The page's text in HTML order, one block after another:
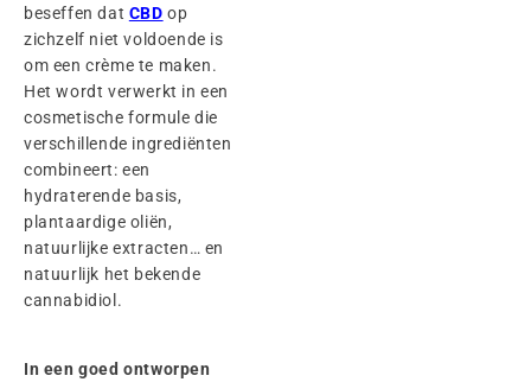
beseffen dat CBD op
zichzelf niet voldoende is
om een crème te maken.
Het wordt verwerkt in een
cosmetische formule die
verschillende ingrediënten
combineert: een
hydraterende basis,
plantaardige oliën,
natuurlijke extracten… en
natuurlijk het bekende
cannabidiol.
In een goed ontworpen